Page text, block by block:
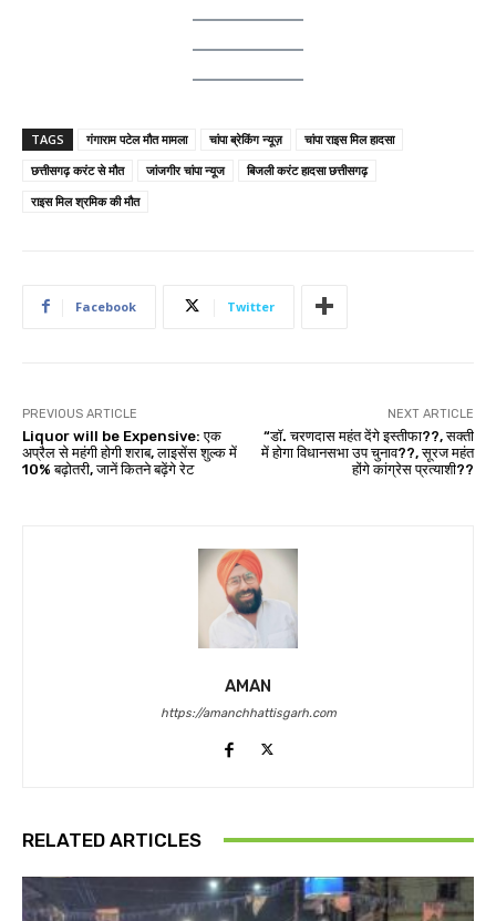
TAGS गंगाराम पटेल मौत मामला चांपा ब्रेकिंग न्यूज़
चांपा राइस मिल हादसा
छत्तीसगढ़ करंट से मौत
जांजगीर चांपा न्यूज
बिजली करंट हादसा छत्तीसगढ़
राइस मिल श्रमिक की मौत
Facebook Twitter
PREVIOUS ARTICLE
Liquor will be Expensive: एक
अप्रैल से महंगी होगी शराब, लाइसेंस शुल्क में
10% बढ़ोतरी, जानें कितने बढ़ेंगे रेट
NEXT ARTICLE
“डॉ. चरणदास महंत देंगे इस्तीफा??, सक्ती
में होगा विधानसभा उप चुनाव??, सूरज महंत
होंगे कांग्रेस प्रत्याशी??
AMAN
https://amanchhattisgarh.com
RELATED ARTICLES